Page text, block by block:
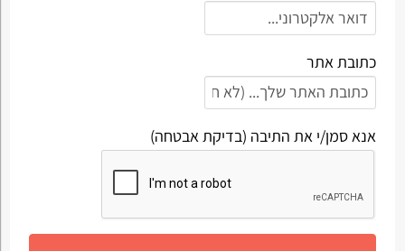
כתובת אתר
אנא סמן/י את התיבה (בדיקת אבטחה)